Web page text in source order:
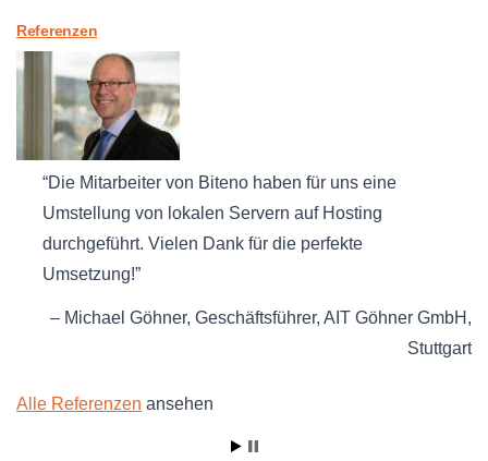
Referenzen
Die Mitarbeiter von Biteno haben für uns eine
Umstellung von lokalen Servern auf Hosting
durchgeführt. Vielen Dank für die perfekte
Umsetzung!
Michael Göhner Geschäftsführer AIT Göhner GmbH
Stuttgart
Alle Referenzen ansehen